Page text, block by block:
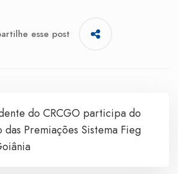
esse post
do CRCGO participa do
das Premiações Sistema Fieg